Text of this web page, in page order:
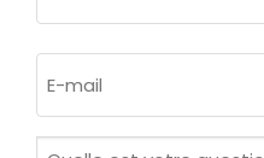
mail
Quelle